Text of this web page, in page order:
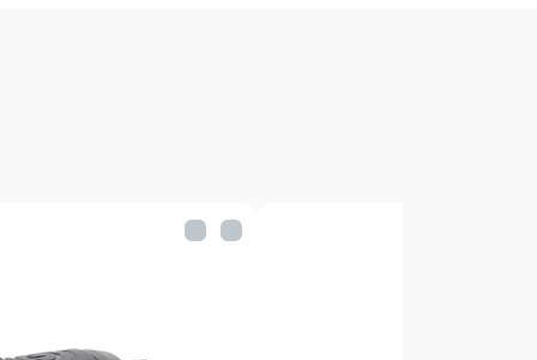
сканирования.
уверенный и удобный